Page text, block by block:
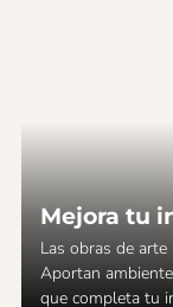
Mejora tu
Las obras de
Aportan
que completa tu